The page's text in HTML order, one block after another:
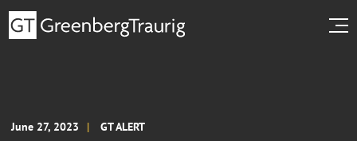
June 27, 2023 GT ALERT